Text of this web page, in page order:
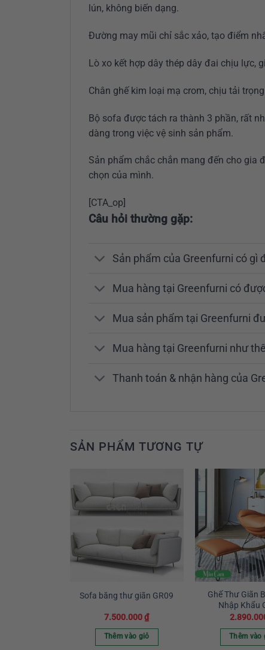
lún, không biến dạng.
Đường may mũi chỉ sắc xảo, tạo điểm
Lò xo kết hợp dây thép dây đai chịu lực,
Chân ghế kim loại mạ crom, chịu tải
Bộ sofa được tách ra thành 3 phần, rất
dàng trong việc vệ sinh sản phẩm.
Sản phẩm chắc chắn mang đến cho gia
chọn của mình.
[CTA_op]
Câu hỏi thường gặp:
Sản phẩm của Greenfurni có gì
Mua hàng tại Greenfurni có
Mua sản phẩm tại Greenfurni
Mua hàng tại Greenfurni như
Thanh toán & nhận hàng của
SẢN PHẨM TƯƠNG TỰ
Sofa băng thư giãn GR09
7.500.000₫
Thêm vào giỏ
Ghế Thư Giãn
Nhập Khẩu
Thêm vào